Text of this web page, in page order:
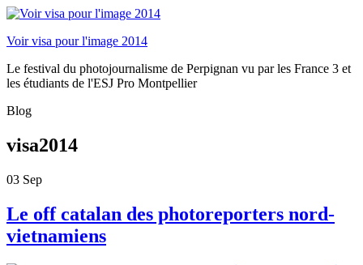
Voir visa pour l'image 2014
Le festival du photojournalisme de Perpignan vu par les France 3 et
les étudiants de l'ESJ Pro Montpellier
Blog
visa2014
03 Sep
Le off catalan des photoreporters nord-
vietnamiens